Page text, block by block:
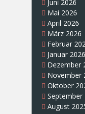
Juni 2026
Mai 2026
April 2026
März 2026
Februar
Januar 2026
Dezember
November
Oktober
September
August